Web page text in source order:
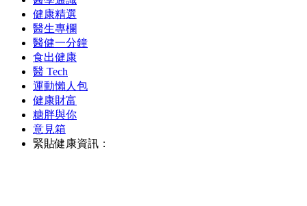
健康精選
醫生專欄
醫健一分鐘
食出健康
醫 Tech
運動懶人包
健康財富
糖胖與你
意見箱
緊貼健康資訊：